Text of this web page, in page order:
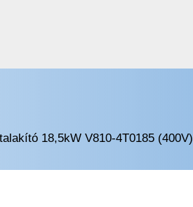
18,5kW V810-4T0185 (400V)